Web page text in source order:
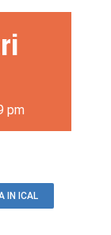
pm
IN ICAL